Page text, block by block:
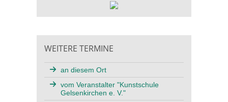
WEITERE TERMINE
an diesem Ort
vom Veranstalter "Kunstschule
Gelsenkirchen e. V."